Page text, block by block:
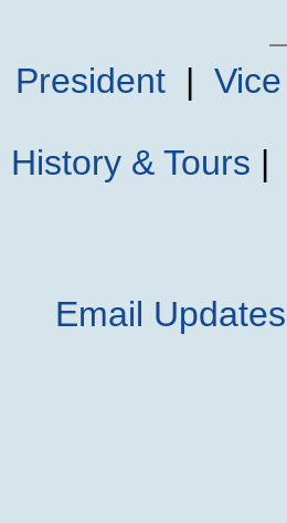
President|
History & Tours |
Email Updates